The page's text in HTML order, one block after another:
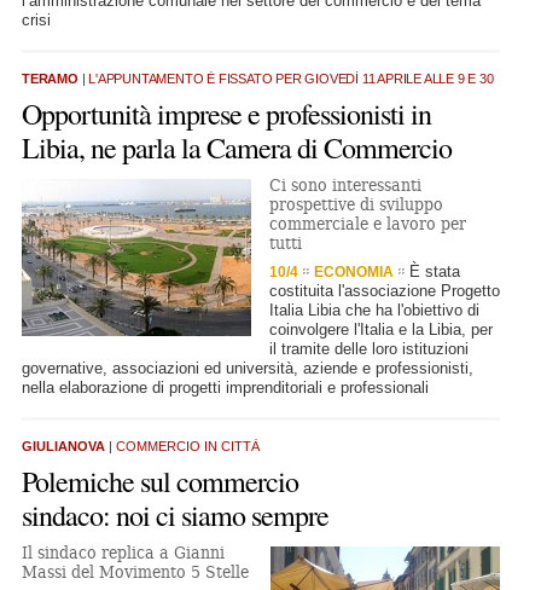
crisi
TERAMO | L'APPUNTAMENTO È FISSATO PER GIOVEDÌ 11 APRILE ALLE 9 E 30
Opportunità imprese e professionisti in
Libia, ne parla la Camera di Commercio
Ci sono interessanti
prospettive di sviluppo
commerciale e lavoro per
tutti
10/4 ECONOMIA
È stata
costituita l'associazione Progetto
Italia Libia che ha l'obiettivo di
coinvolgere l'Italia e la Libia, per
il tramite delle loro istituzioni
governative, associazioni ed università, aziende e professionisti,
nella elaborazione di progetti imprenditoriali e professionali
GIULIANOVA | COMMERCIO IN CITTÀ
Polemiche sul commercio
sindaco: noi ci siamo sempre
Il sindaco replica a Gianni
Massi del Movimento 5 Stelle